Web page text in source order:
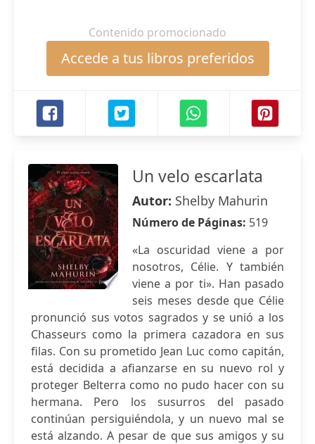
Contenido promocionado
Accede a tus libros preferidos
Un velo escarlata
Autor: Shelby Mahurin
Número de Páginas: 519
«La oscuridad viene a por
nosotros, Célie. Y también
viene a por ti». Han pasado
seis meses desde que Célie
pronunció sus votos sagrados y se unió a los
Chasseurs como la primera cazadora en sus
filas. Con su prometido Jean Luc como capitán,
está decidida a afianzarse en su nuevo rol y
proteger Belterra como no pudo hacer con su
hermana. Pero los susurros del pasado
continúan persiguiéndola, y un nuevo mal se
está alzando. A pesar de que sus amigos y su